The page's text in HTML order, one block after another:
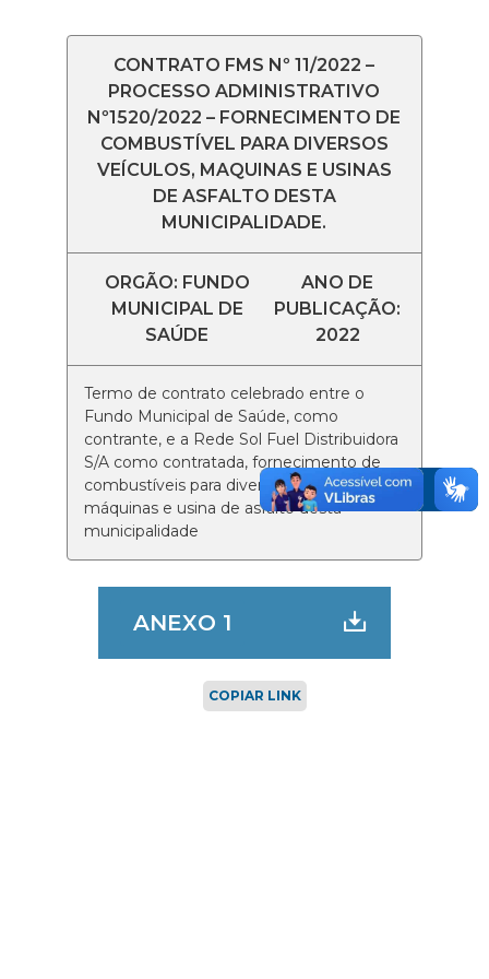
CONTRATO FMS Nº 11/2022 –
PROCESSO ADMINISTRATIVO
Nº1520/2022 – FORNECIMENTO DE
COMBUSTÍVEL PARA DIVERSOS
VEÍCULOS, MAQUINAS E USINAS
DE ASFALTO DESTA
MUNICIPALIDADE.
ORGÃO: FUNDO
MUNICIPAL DE
SAÚDE
ANO DE
PUBLICAÇÃO:
2022
Termo de contrato celebrado entre o
Fundo Municipal de Saúde, como
contrante, e a Rede Sol Fuel Distribuidora
S/A como contratada, fornecimento de
combustíveis para diversos veículos,
máquinas e usina de asfalto desta
municipalidade
ANEXO 1
COPIAR LINK